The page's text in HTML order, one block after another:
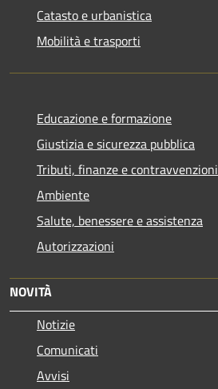
Catasto e urbanistica
Mobilità e trasporti
Educazione e formazione
Giustizia e sicurezza pubblica
Tributi, finanze e contravvenzioni
Ambiente
Salute, benessere e assistenza
Autorizzazioni
NOVITÀ
Notizie
Comunicati
Avvisi